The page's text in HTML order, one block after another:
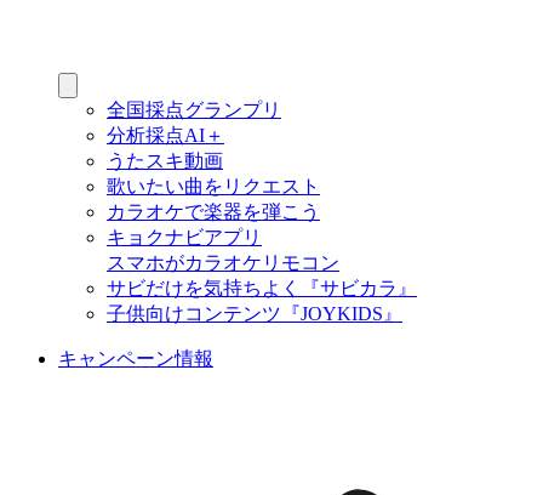
全国採点グランプリ
分析採点AI＋
うたスキ動画
歌いたい曲をリクエスト
カラオケで楽器を弾こう
キョクナビアプリ
スマホがカラオケリモコン
サビだけを気持ちよく『サビカラ』
子供向けコンテンツ『JOYKIDS』
キャンペーン情報